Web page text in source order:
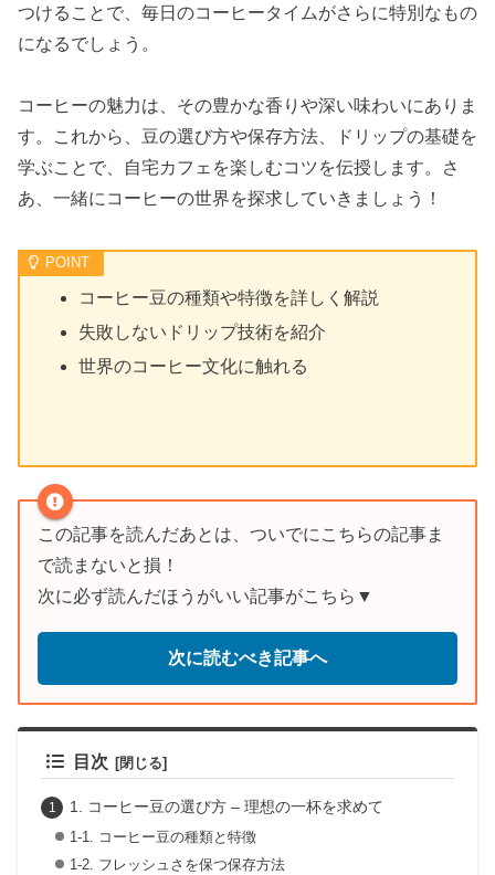
つけることで、毎日のコーヒータイムがさらに特別なもの
になるでしょう。
コーヒーの魅力は、その豊かな香りや深い味わいにありま
す。これから、豆の選び方や保存方法、ドリップの基礎を
学ぶことで、自宅カフェを楽しむコツを伝授します。さ
あ、一緒にコーヒーの世界を探求していきましょう！
コーヒー豆の種類や特徴を詳しく解説
失敗しないドリップ技術を紹介
世界のコーヒー文化に触れる
この記事を読んだあとは、ついでにこちらの記事ま
で読まないと損！
次に必ず読んだほうがいい記事がこちら▼
次に読むべき記事へ
目次
1. コーヒー豆の選び方 – 理想の一杯を求めて
1-1. コーヒー豆の種類と特徴
1-2. フレッシュさを保つ保存方法